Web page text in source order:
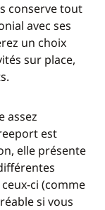
conserve tout
avec ses
un choix
sur place,
assez
est
elle présente
ci (comme
si vous